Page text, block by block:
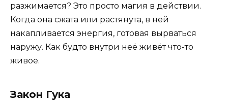
разжимается? Это просто магия в действии.
Когда она сжата или растянута, в ней
накапливается энергия, готовая вырваться
наружу. Как будто внутри неё живёт что-то
живое.
Закон Гука